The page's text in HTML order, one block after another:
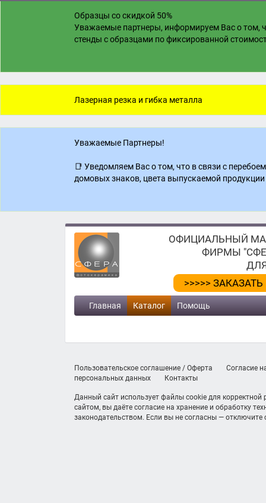
Образцы со скидкой 50%
Уважаемые партнеры, информируем Вас о том,
стенды с образцами по фиксированной
Лазерная резка и гибка металла
Уважаемые Партнеры!
📑 Уведомляем Вас о том, что в связи с
домовых знаков, цвета выпускаемой
ОФИЦИАЛЬНЫЙ
ФИРМЫ
>>>>>
Главная Каталог Помощь
Пользовательское соглашение / Оферта
Согласие
персональных данных
Контакты
Данный сайт использует файлы cookie для
сайтом, вы даёте согласие на хранение и обработку
законодательством. Если вы не согласны — отключите